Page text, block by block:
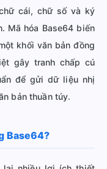
cái, chữ số và ký
Mã hóa Base64 biến
khối văn bản đồng
gây tranh chấp cú
để gửi dữ liệu nhị
bản thuần túy.
Base64?